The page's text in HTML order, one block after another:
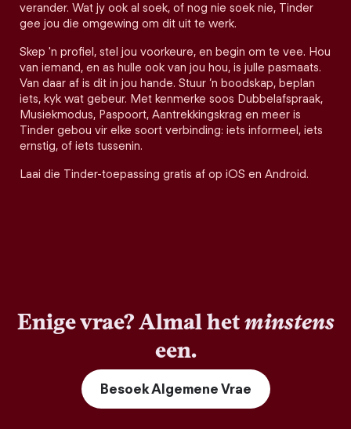
verander. Wat jy ook al soek, of nog nie soek nie, Tinder
gee jou die omgewing om dit uit te werk.
Skep 'n profiel, stel jou voorkeure, en begin om te vee. Hou
van iemand, en as hulle ook van jou hou, is julle pasmaats.
Van daar af is dit in jou hande. Stuur ’n boodskap, beplan
iets, kyk wat gebeur. Met kenmerke soos Dubbelafspraak,
Musiekmodus, Paspoort, Aantrekkingskrag en meer is
Tinder gebou vir elke soort verbinding: iets informeel, iets
ernstig, of iets tussenin.
Laai die Tinder-toepassing gratis af op iOS en Android.
Enige vrae? Almal hetminstens
een.
Besoek Algemene Vrae